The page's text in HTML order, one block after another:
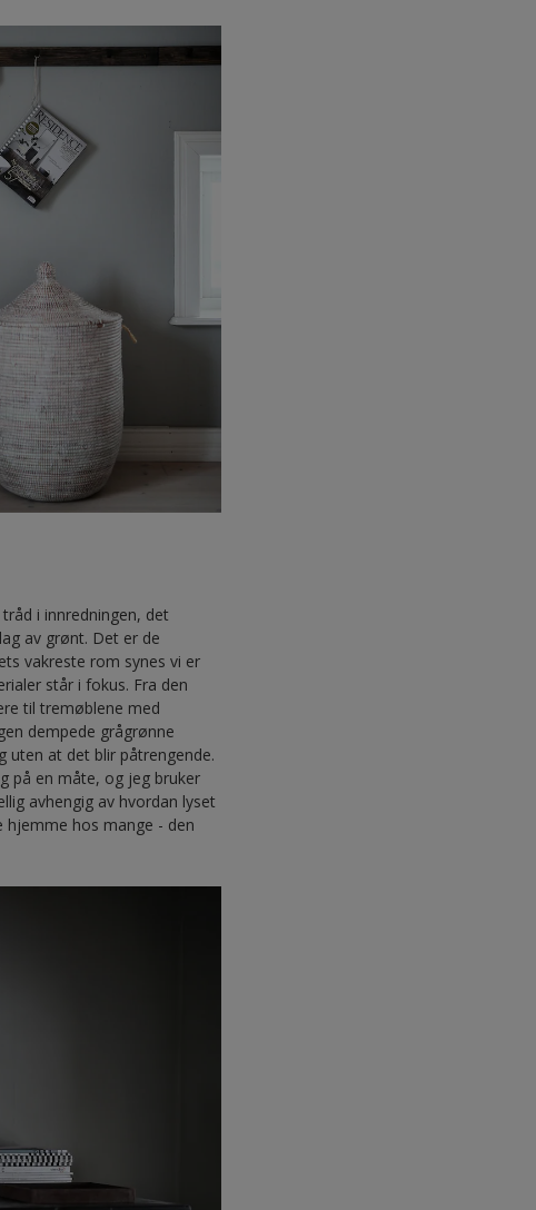
i innredningen, det
av grønt. Det er de
vakreste rom synes vi er
står i fokus. Fra den
til tremøblene med
dempede grågrønne
uten at det blir påtrengende.
på en måte, og jeg bruker
avhengig av hvordan lyset
hjemme hos mange - den